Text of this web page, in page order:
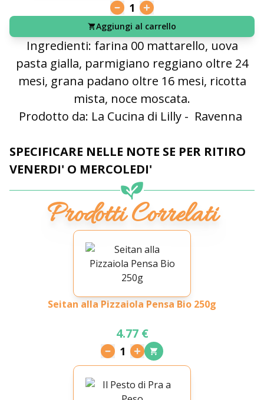
1
Aggiungi al carrello
Ingredienti: farina 00 mattarello, uova
pasta gialla, parmigiano reggiano oltre 24
mesi, grana padano oltre 16 mesi, ricotta
mista, noce moscata.
Prodotto da: La Cucina di Lilly - Ravenna
SPECIFICARE NELLE NOTE SE PER RITIRO
VENERDI' O MERCOLEDI'
Prodotti Correlati
Seitan alla Pizzaiola Pensa Bio 250g
4.77 €
1